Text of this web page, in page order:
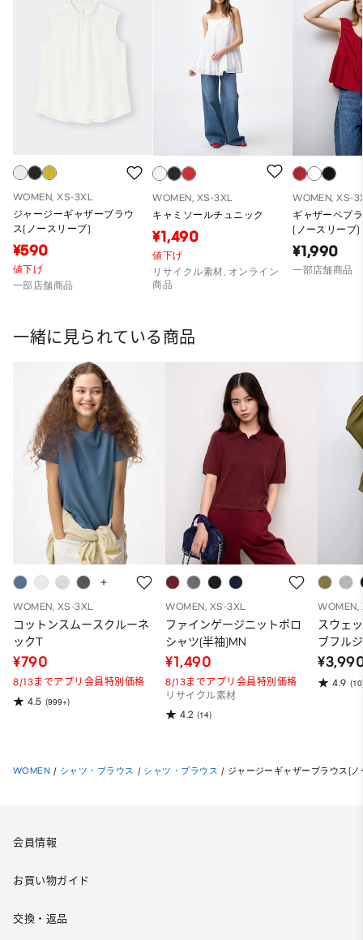
WOMEN, XS-3XL
ジャージーギャザーブラウ
ス(ノースリーブ)
¥590
値下げ
一部店舗商品
WOMEN, XS-3XL
キャミソールチュニック
¥1,490
値下げ
リサイクル素材, オンライン
商品
WOMEN, XS-
ギャザーペプ
(ノースリーブ)
¥1,990
一部店舗商品
一緒に見られている商品
WOMEN, XS-3XL
コットンスムースクルーネ
ックT
¥790
8/13までアプリ会員特別価格
4.5 (999+)
WOMEN, XS-3XL
ファインゲージニットポロ
シャツ(半袖)MN
¥1,490
8/13までアプリ会員特別価格
リサイクル素材
4.2 (14)
WOMEN,
スウェ
ブフル
ーパー
ット）
4.9
WOMEN / シャツ・ブラウス / シャツ・ブラウス / ジャージーギャザーブラウス(
会員情報
お買い物ガイド
交換・返品